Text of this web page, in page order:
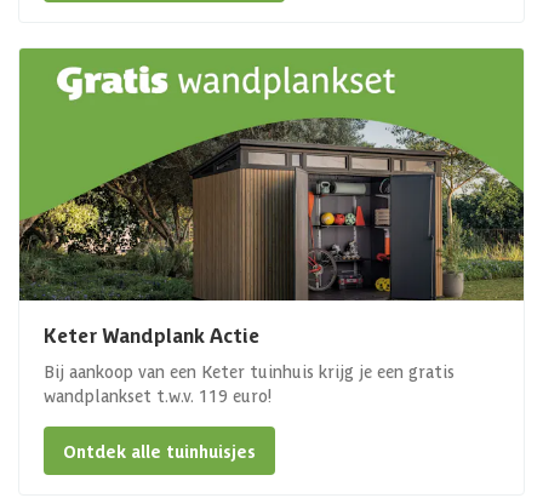
Keter Wandplank Actie
Bij aankoop van een Keter tuinhuis krijg je een gratis
wandplankset t.w.v. 119 euro!
Ontdek alle tuinhuisjes